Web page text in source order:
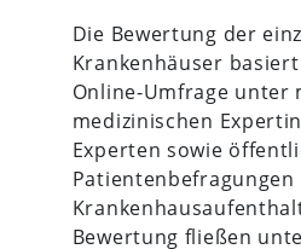
Die Bewertung der
Krankenhäuser
Online-Umfrage unter
medizinischen
Experten sowie
Patientenbefragungen
Bewertung fließen